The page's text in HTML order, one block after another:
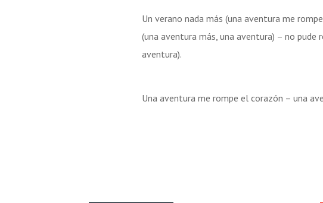
Un verano nada más (una aventura me
(una aventura más, una aventura) – no pude
aventura).
Una aventura me rompe el corazón – una